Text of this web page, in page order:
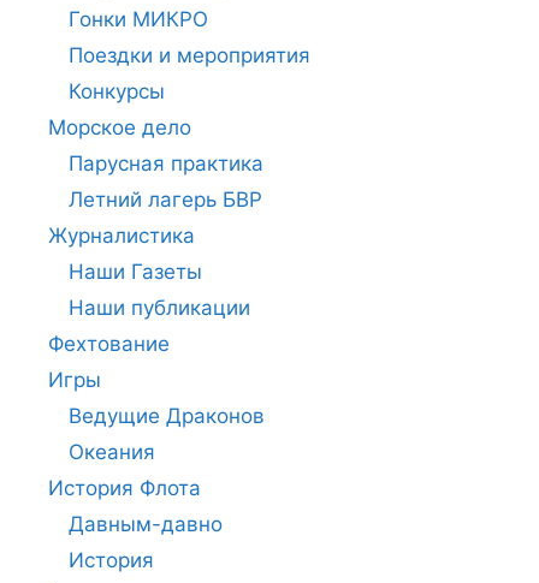
Гонки МИКРО
Поездки и мероприятия
Конкурсы
Морское дело
Парусная практика
Летний лагерь БВР
Журналистика
Наши Газеты
Наши публикации
Фехтование
Игры
Ведущие Драконов
Океания
История Флота
Давным-давно
История